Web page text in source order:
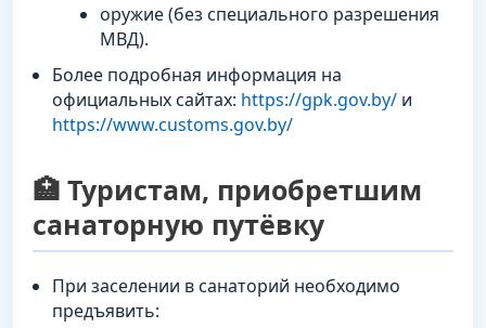
оружие (без специального разрешения
МВД).
Более подробная информация на
официальных сайтах: https://gpk.gov.by/ и
https://www.customs.gov.by/
🏥 Туристам, приобретшим
санаторную путёвку
При заселении в санаторий необходимо
предъявить: